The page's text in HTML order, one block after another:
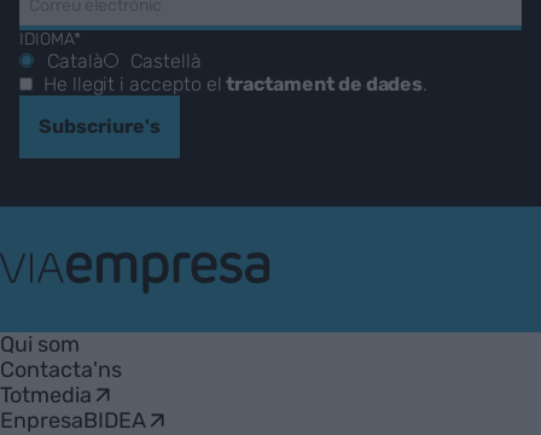
IDIOMA*
Català
Castellà
He llegit i accepto eltractament de dades
Subscriure's
Empresa
Qui som
Contacta'ns
Totmedia
EnpresaBIDEA